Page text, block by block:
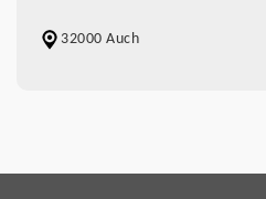
32000 Auch